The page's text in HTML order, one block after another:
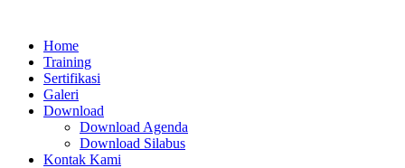
kontenHome
Training
Sertifikasi
Galeri
Download
Download Agenda
Download Silabus
Kontak Kami